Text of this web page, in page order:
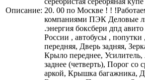
Описание: